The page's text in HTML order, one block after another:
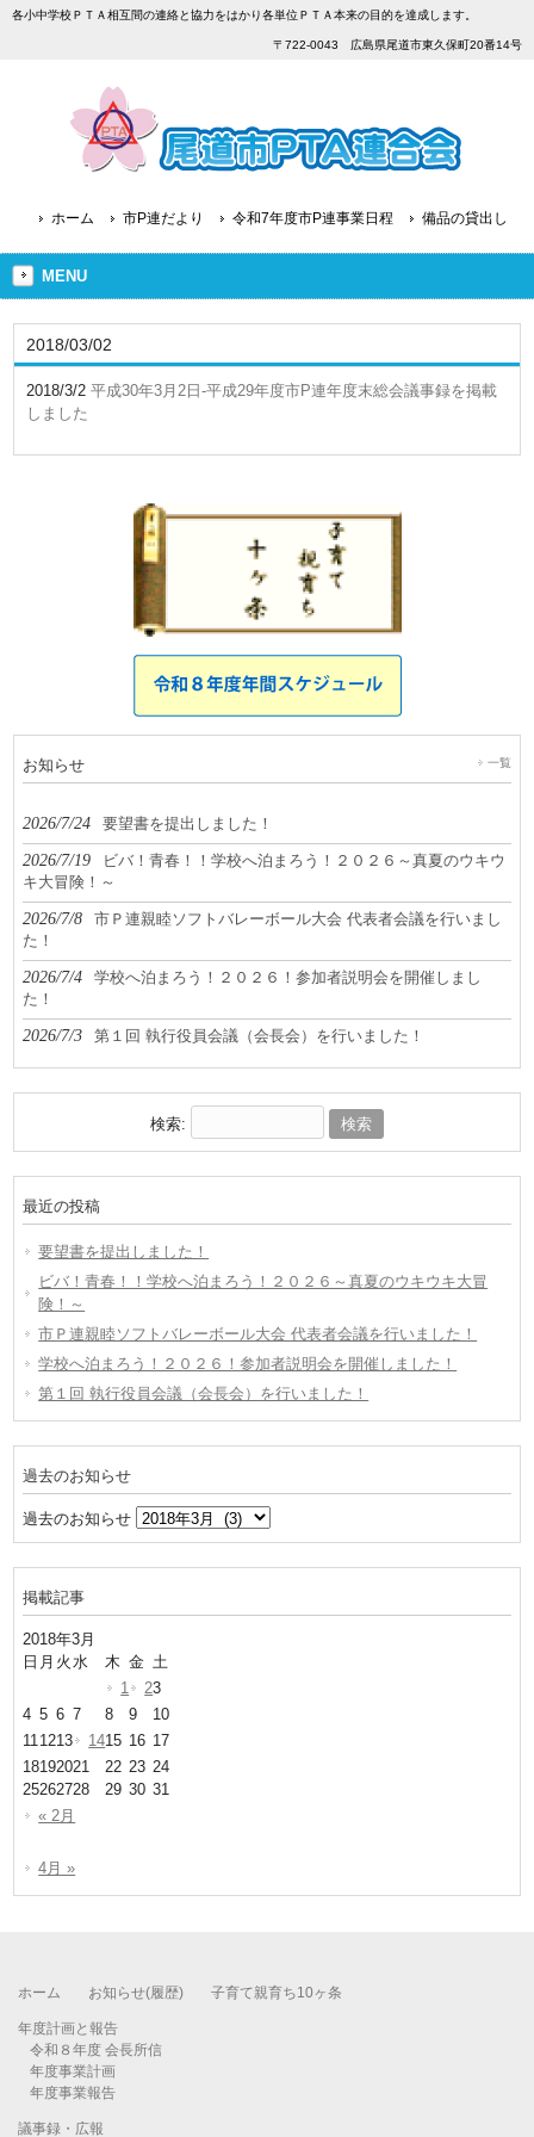
各小中学校ＰＴＡ相互間の連絡と協力をはかり各単位ＰＴＡ本来の目的を達成します。
〒722-0043 広島県尾道市東久保町20番14号
ホーム 市P連だより 令和7年度市P連事業日程 備品の貸出し
MENU
2018/03/02
2018/3/2 平成30年3月2日-平成29年度市P連年度末総会議事録を掲載
しました
お知らせ 一覧
2026/7/24 要望書を提出しました！
2026/7/19
ビバ！青春！！学校へ泊まろう！２０２６～真夏のウキウ
キ大冒険！～
2026/7/8
市Ｐ連親睦ソフトバレーボール大会 代表者会議を行いまし
た！
2026/7/4
学校へ泊まろう！２０２６！参加者説明会を開催しまし
た！
2026/7/3 第１回 執行役員会議（会長会）を行いました！
検索:
最近の投稿
要望書を提出しました！
ビバ！青春！！学校へ泊まろう！２０２６～真夏のウキウキ大冒
険！～
市Ｐ連親睦ソフトバレーボール大会 代表者会議を行いました！
学校へ泊まろう！２０２６！参加者説明会を開催しました！
第１回 執行役員会議（会長会）を行いました！
過去のお知らせ
過去のお知らせ
掲載記事
2018年3月
日 月 火 水 木 金 土
1
23
4 5 6 7 8 9
10
111213 1415 16 17
18192021 22 23 24
25262728 29 30 31
« 2月
4月 »
ホーム お知らせ(履歴) 子育て親育ち10ヶ条
年度計画と報告
令和８年度 会長所信
年度事業計画
年度事業報告
議事録・広報